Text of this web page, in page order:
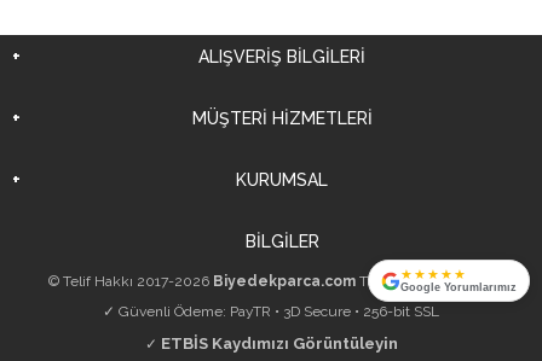
ALIŞVERİŞ BİLGİLERİ
MÜŞTERİ HİZMETLERİ
KURUMSAL
BİLGİLER
© Telif Hakkı 2017-2026 Biyedekparca.com Tüm Hakları Saklıdır.
✓ Güvenli Ödeme: PayTR • 3D Secure • 256-bit SSL
✓ ETBİS Kaydımızı Görüntüleyin
★★★★★
Google Yorumlarımız